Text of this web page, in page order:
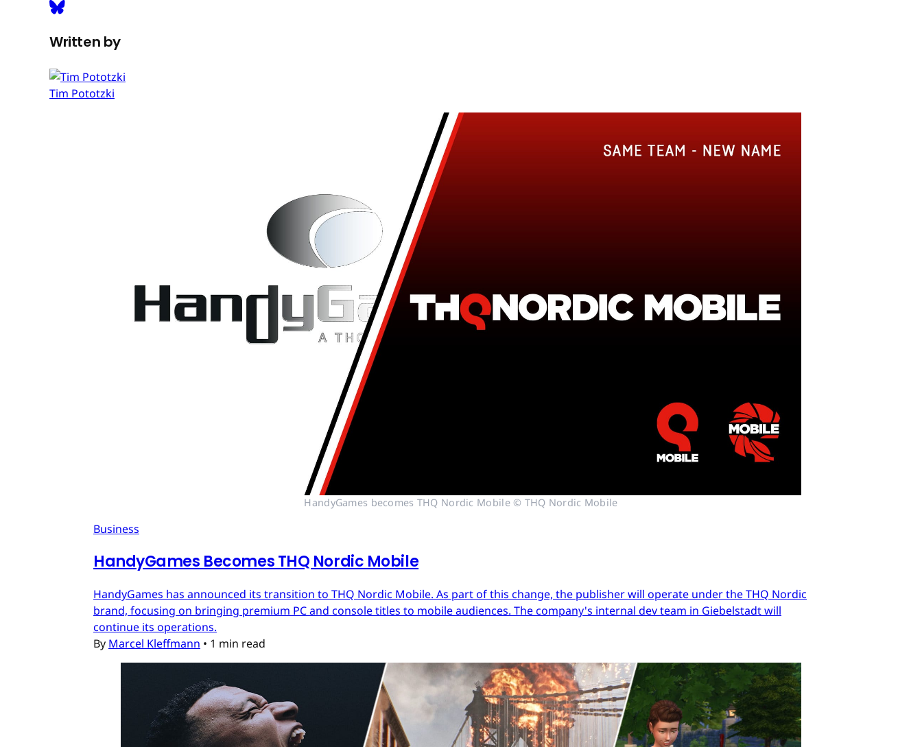
Written by
Tim Pototzki
HandyGames becomes THQ Nordic Mobile © THQ Nordic Mobile
Business
HandyGames Becomes THQ Nordic Mobile
HandyGames has announced its transition to THQ Nordic Mobile. As part of this change, the publisher will operate under the THQ Nordic
brand, focusing on bringing premium PC and console titles to mobile audiences. The company's internal dev team in Giebelstadt will
continue its operations.
By Marcel Kleffmann • 1 min read